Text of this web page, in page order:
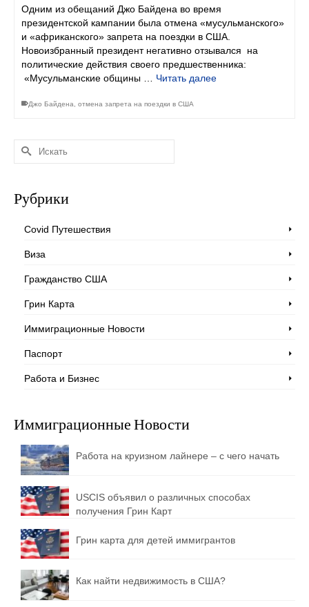
Одним из обещаний Джо Байдена во время
президентской кампании была отмена «мусульманского»
и «африканского» запрета на поездки в США.
Новоизбранный президент негативно отзывался на
политические действия своего предшественника:
«Мусульманские общины … Читать далее
Джо Байдена отмена запрета на поездки в США
Искать:
Рубрики
Covid Путешествия
Виза
Гражданство США
Грин Карта
Иммиграционные Новости
Паспорт
Работа и Бизнес
Иммиграционные Новости
Работа на круизном лайнере – с чего начать
USCIS объявил о различных способах
получения Грин Карт
Грин карта для детей иммигрантов
Как найти недвижимость в США?